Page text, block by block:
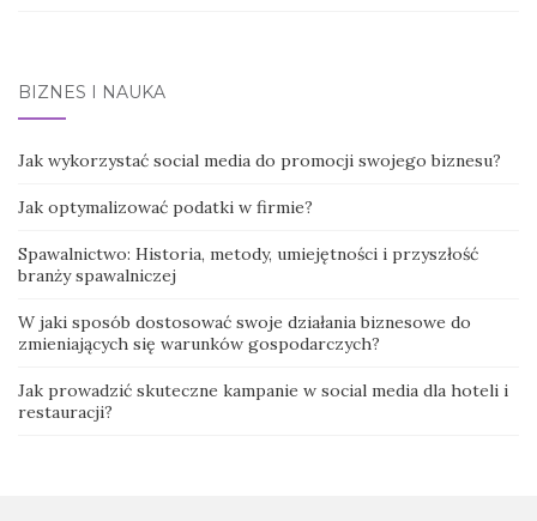
BIZNES I NAUKA
Jak wykorzystać social media do promocji swojego biznesu?
Jak optymalizować podatki w firmie?
Spawalnictwo: Historia, metody, umiejętności i przyszłość
branży spawalniczej
W jaki sposób dostosować swoje działania biznesowe do
zmieniających się warunków gospodarczych?
Jak prowadzić skuteczne kampanie w social media dla hoteli i
restauracji?